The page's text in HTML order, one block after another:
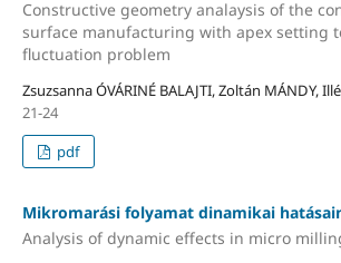
Constructive geometry analaysis of the
surface manufacturing with apex setting
fluctuation problem
Zsuzsanna ÓVÁRINÉ BALAJTI, Zoltán MÁNDY,
21-24
pdf
Mikromarási folyamat dinamikai
Analysis of dynamic effects in micro